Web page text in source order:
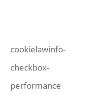
cookielawinfo-
checkbox-
performance